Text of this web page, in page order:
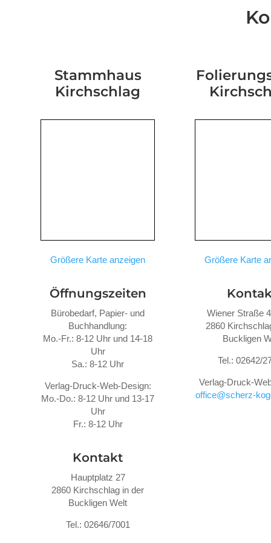
Stammhaus
Kirchschlag
Größere Karte anzeigen
Öffnungszeiten
Bürobedarf, Papier- und
Buchhandlung:
Mo.-Fr.: 8-12 Uhr und 14-18
Uhr
Sa.: 8-12 Uhr
Verlag-Druck-Web-Design:
Mo.-Do.: 8-12 Uhr und 13-17
Uhr
Fr.: 8-12 Uhr
Kontakt
Hauptplatz 27
2860 Kirchschlag in der
Buckligen Welt
Tel.: 02646/7001
Größere Karte
Wiener Straße
2860
Buckligen
Tel.: 02642/
Verlag-Druck-
office@scherz-